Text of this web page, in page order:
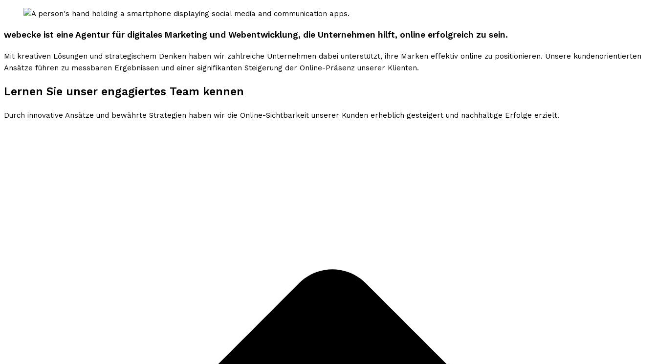
webecke ist eine Agentur für digitales Marketing und Webentwicklung, die Unternehmen hilft, online erfolgreich zu sein.
Mit kreativen Lösungen und strategischem Denken haben wir zahlreiche Unternehmen dabei unterstützt, ihre Marken effektiv online zu positionieren. Unsere kundenorientierten
Ansätze führen zu messbaren Ergebnissen und einer signifikanten Steigerung der Online-Präsenz unserer Klienten.
Lernen Sie unser engagiertes Team kennen
Durch innovative Ansätze und bewährte Strategien haben wir die Online-Sichtbarkeit unserer Kunden erheblich gesteigert und nachhaltige Erfolge erzielt.